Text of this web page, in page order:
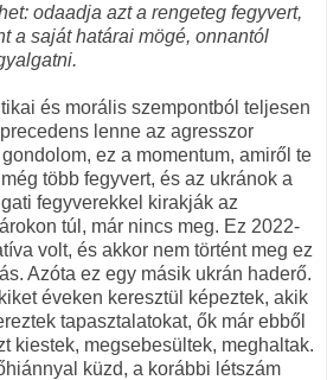
odaadja azt a rengeteg fegyvert,
a saját határai mögé, onnantól
és morális szempontból teljesen
lenne az agresszor
ez a momentum, amiről te
több fegyvert, és az ukránok a
fegyverekkel kirakják az
túl, már nincs meg. Ez 2022-
volt, és akkor nem történt meg ez
Azóta ez egy másik ukrán haderő.
éveken keresztül képeztek, akik
tapasztalatokat, ők már ebből
kiestek, megsebesültek, meghaltak.
küzd, a korábbi létszám